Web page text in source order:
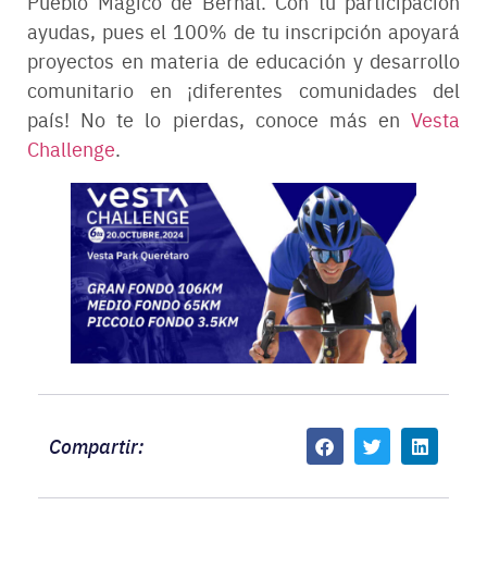
ayudas, pues el 100% de tu inscripción apoyará
proyectos en materia de educación y desarrollo
comunitario en ¡diferentes comunidades del
país! No te lo pierdas, conoce más en Vesta
Challenge.
Compartir: